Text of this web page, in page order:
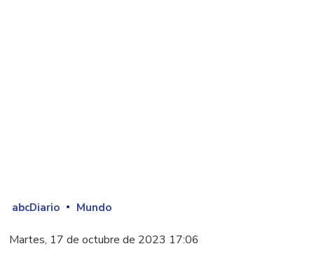
abcDiario Mundo
Martes, 17 de octubre de 2023 17:06